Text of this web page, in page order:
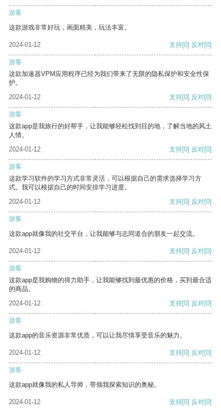
游客
这款游戏非常好玩，画面精美，玩法丰富。
2024-01-12 支持[0] 反对[0]
游客
这款加速器VPM应用程序已经为我们带来了无限的隐私保护和安全性保
护。
2024-01-12
支持[0] 反对[0]
游客
这款app是我旅行的好帮手，让我能够轻松找到目的地，了解当地的风土
人情。
2024-01-12
支持[0] 反对[0]
游客
这款学习软件的学习方式非常灵活，可以根据自己的需求选择学习方
式。我可以根据自己的时间安排学习进度。
2024-01-12
支持[0] 反对[0]
游客
这款app就像我的社交平台，让我能够与志同道合的朋友一起交流。
2024-01-12 支持[0] 反对[0]
游客
这款app是我购物的得力助手，让我能够找到最优惠的价格，买到最合适
的商品。
2024-01-12
支持[0] 反对[0]
游客
这款app的音乐资源非常优质，可以让我尽情享受音乐的魅力。
2024-01-12 支持[0] 反对[0]
游客
这款app就像我的私人导师，带领我探索知识的奥秘。
2024-01-12 支持[0] 反对[0]